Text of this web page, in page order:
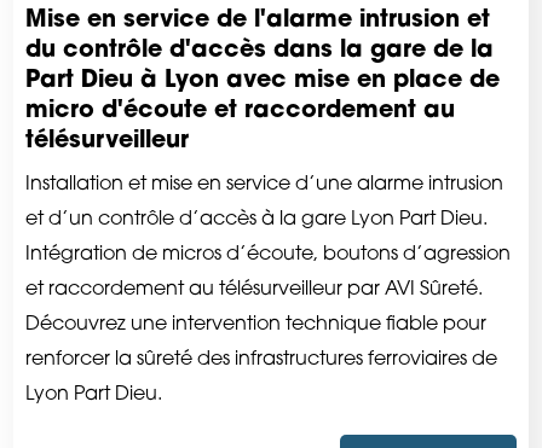
Mise en service de l'alarme intrusion et
du contrôle d'accès dans la gare de la
Part Dieu à Lyon avec mise en place de
micro d'écoute et raccordement au
télésurveilleur
Installation et mise en service d’une alarme intrusion
et d’un contrôle d’accès à la gare Lyon Part Dieu.
Intégration de micros d’écoute, boutons d’agression
et raccordement au télésurveilleur par AVI Sûreté.
Découvrez une intervention technique fiable pour
renforcer la sûreté des infrastructures ferroviaires de
Lyon Part Dieu.